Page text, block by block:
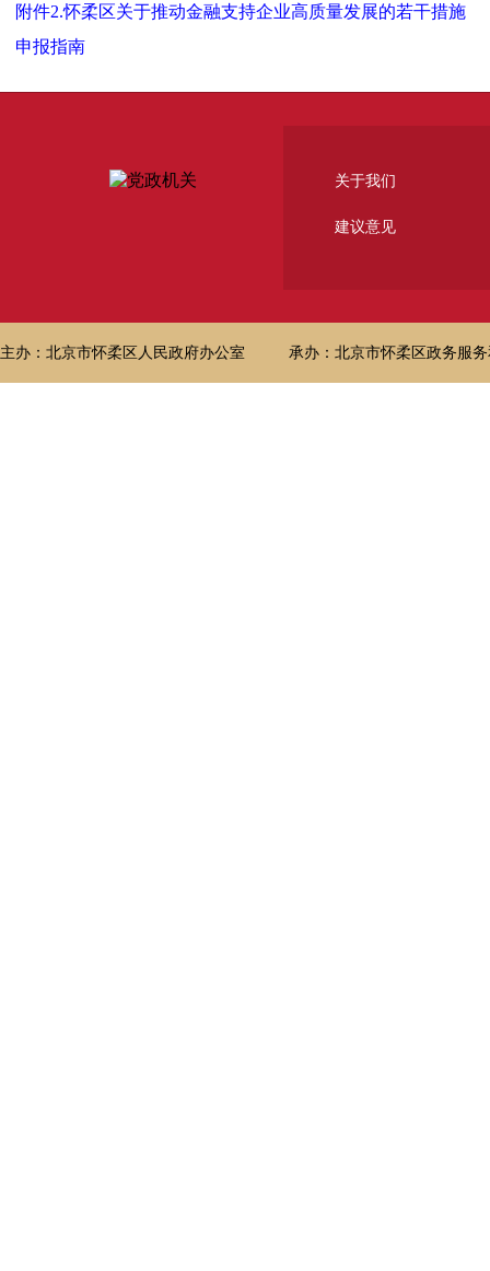
附件2.怀柔区关于推动金融支持企业高质量发展的若干措施
申报指南
关于我们
建议意见
主办：北京市怀柔区人民政府办公室 承办：北京市怀柔区政务服